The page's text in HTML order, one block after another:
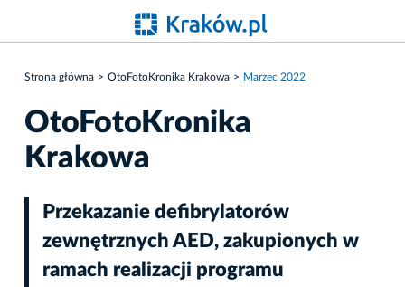
Strona główna OtoFotoKronika Krakowa Marzec 2022
OtoFotoKronika
Krakowa
Przekazanie defibrylatorów
zewnętrznych AED, zakupionych w
ramach realizacji programu